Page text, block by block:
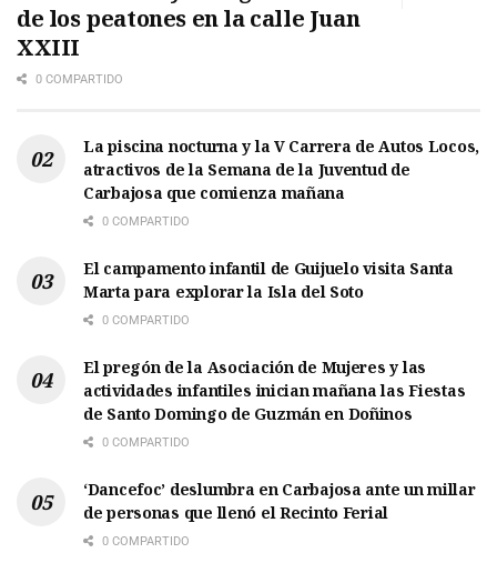
de los peatones en la calle Juan
XXIII
0 COMPARTIDO
La piscina nocturna y la V Carrera de Autos Locos,
atractivos de la Semana de la Juventud de
Carbajosa que comienza mañana
0 COMPARTIDO
El campamento infantil de Guijuelo visita Santa
Marta para explorar la Isla del Soto
0 COMPARTIDO
El pregón de la Asociación de Mujeres y las
actividades infantiles inician mañana las Fiestas
de Santo Domingo de Guzmán en Doñinos
0 COMPARTIDO
‘Dancefoc’ deslumbra en Carbajosa ante un millar
de personas que llenó el Recinto Ferial
0 COMPARTIDO